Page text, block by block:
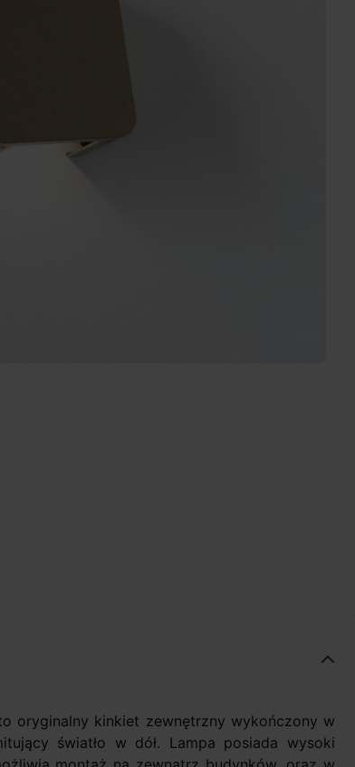
oryginalny kinkiet zewnętrzny wykończony w
światło w dół. Lampa posiada wysoki